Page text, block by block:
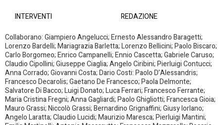
INTERVENTI
REDAZIONE
Collaborano: Giampiero Angelucci; Ernesto Alessandro Baragetti;
Lorenzo Bardelli; Mariagrazia Barletta; Lorenzo Bellicini; Paolo Biscaro;
Carlo Borgomeo; Enrico Campanelli; Ennio Cascetta; Gabriele Caruso;
Claudio Cipollini; Giuseppe Ciaglia; Angelo Ciribini; Pierluigi Contucci;
Anna Corrado; Giovanni Costa; Dario Costi: Paolo D’Alessandris;
Francesco Decarolis; Gaetano De Francesco; Paola Delmonte;
Salvatore Di Bacco; Luigi Donato; Luca Ferrari; Francesco Ferrante;
Maria Cristina Fregni; Anna Gagliardi; Paolo Ghigliotti; Francesca Gioia;
Mauro Grassi; Niccolò Grassi; Bernardino Grignaffini; Giusy Iorlano;
Angelo Laratta; Claudio Lucidi; Maurizio Maresca; Pierluigi Mantini;